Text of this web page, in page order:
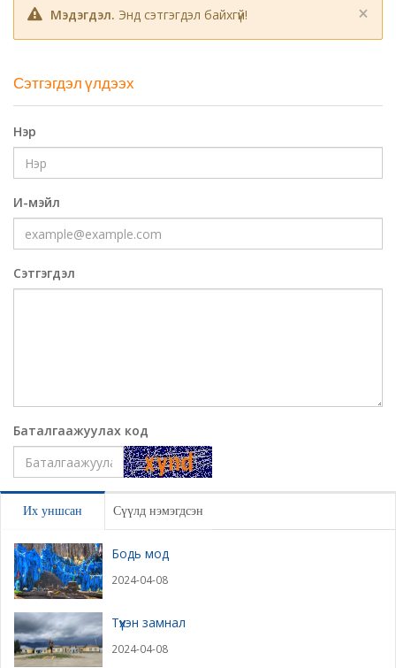
×
Мэдэгдэл. Энд сэтгэгдэл байхгүй!
Сэтгэгдэл үлдээх
Нэр
И-мэйл
Сэтгэгдэл
Баталгаажуулах код
Их уншсан Сүүлд нэмэгдсэн
Бодь мод
2024-04-08
Түүхэн замнал
2024-04-08